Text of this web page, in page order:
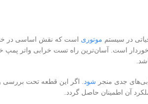
در سیستم موتوری است که نقش اساسی در خنک
است. آسان‌ترین راه تست خرابی واتر پمپ
جدی منجر شود. اگر این قطعه تحت بررسی
آن اطمینان حاصل گردد.